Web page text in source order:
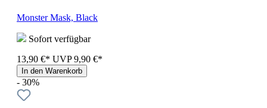
Monster Mask, Black
Sofort verfügbar
13,90 €* UVP 9,90 €*
In den Warenkorb
- 30%